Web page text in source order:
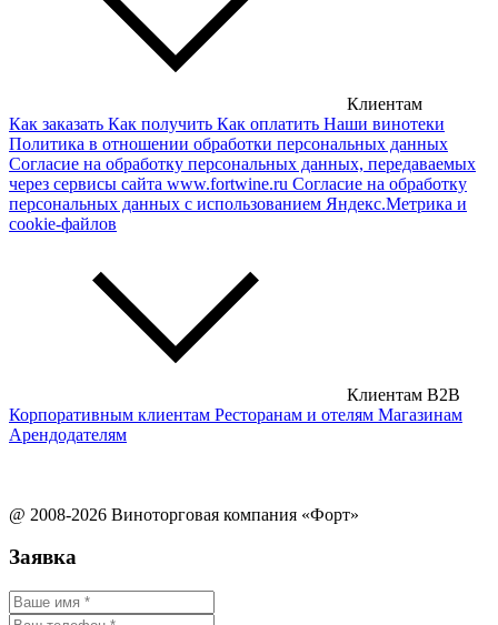
Грузинские вина
Сирийские вина
Клиентам
Как заказать Как получить Как оплатить Наши винотеки
Политика в отношении обработки персональных данных
Согласие на обработку персональных данных, передаваемых
через сервисы сайта www.fortwine.ru Согласие на обработку
персональных данных с использованием Яндекс.Метрика и
cookie-файлов
Клиентам B2B
Корпоративным клиентам Ресторанам и отелям Магазинам
Арендодателям
@ 2008-2026 Виноторговая компания «Форт»
Заявка